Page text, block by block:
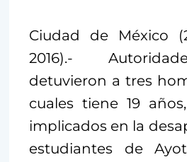
Ciudad de México
2016).-
detuvieron a tres
cuales tiene 19
implicados en la
estudiantes de